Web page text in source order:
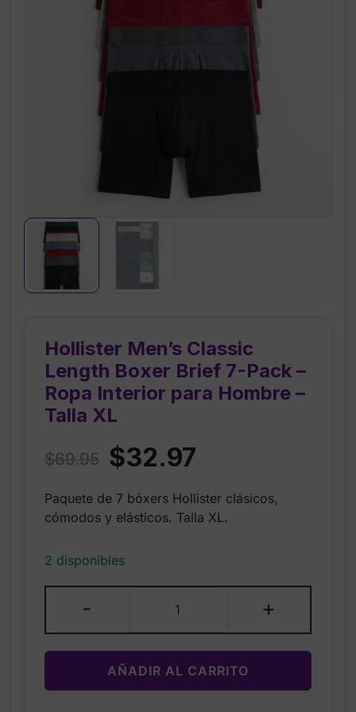
Hollister Men’s Classic
Length Boxer Brief 7-Pack –
Ropa Interior para Hombre –
Talla XL
$69.95 Original
was:
$32.97
is:
Paquete de 7 bóxers Hollister clásicos,
cómodos y elásticos. Talla XL.
2 disponibles
-
Men’s
Classic
Length
Boxer
Brief
+
AÑADIR AL CARRITO